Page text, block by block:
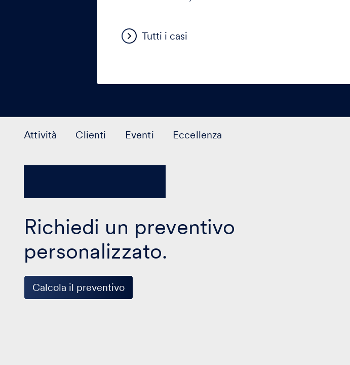
Tutti i casi
Attività Clienti Eventi Eccellenza
Richiedi un preventivo
personalizzato.
Calcola il preventivo